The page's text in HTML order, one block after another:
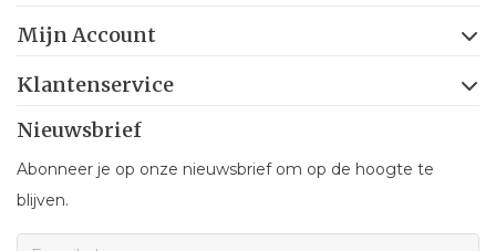
Mijn Account
Klantenservice
Nieuwsbrief
Abonneer je op onze nieuwsbrief om op de hoogte te
blijven.